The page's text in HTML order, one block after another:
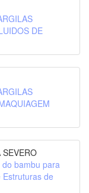
DE
SEVERO
bambu para
de